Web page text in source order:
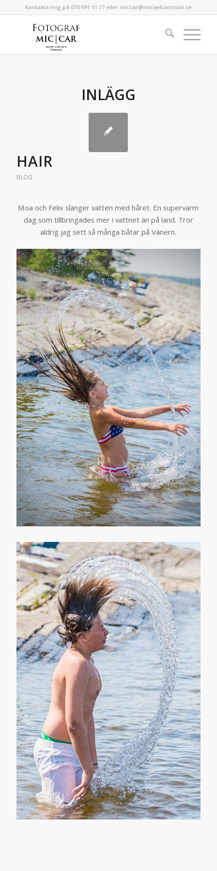
Kontakta mig på 070-591 11 77 eller miccar@micaelcarlsson.se
INLÄGG
HAIR
BLOG
Moa och Felix slänger vatten med håret. En supervarm
dag som tillbringades mer i vattnet än på land. Tror
aldrig jag sett så många båtar på Vänern.